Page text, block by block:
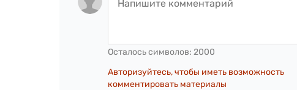
Осталось символов: 2000
Авторизуйтесь, чтобы иметь возможность
комментировать материалы